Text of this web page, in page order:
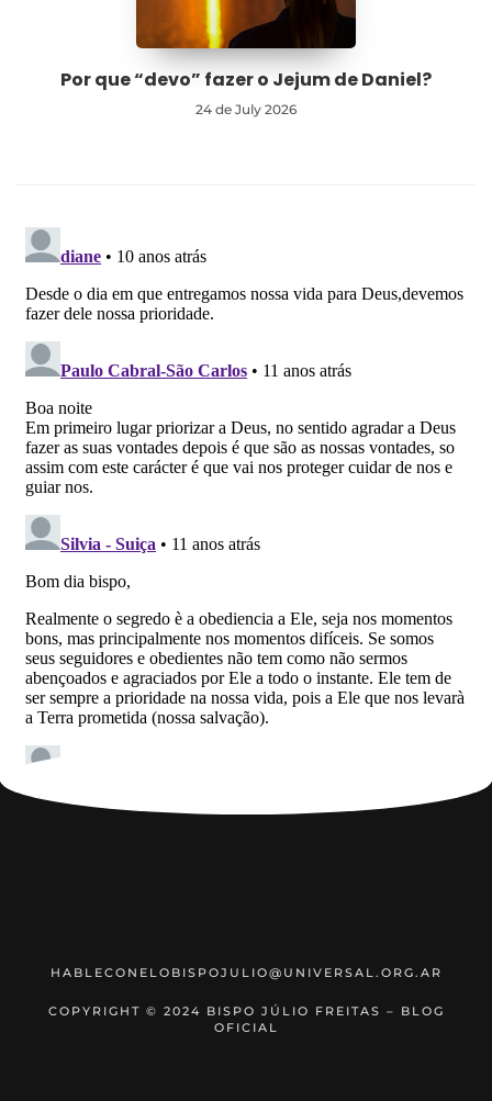
Por que “devo” fazer o Jejum de Daniel?
24 de July 2026
HABLECONELOBISPOJULIO@UNIVERSAL.ORG.AR
COPYRIGHT © 2024 BISPO JÚLIO FREITAS – BLOG
OFICIAL